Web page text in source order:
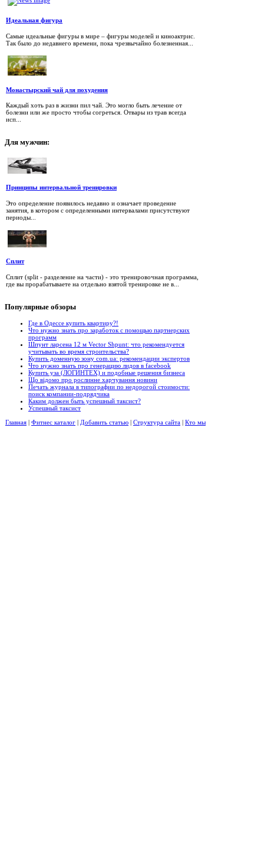
Идеальная фигура
Самые идеальные фигуры в мире – фигуры моделей и киноактрис.
Так было до недавнего времени, пока чрезвычайно болезненная...
Монастырский чай для похудения
Каждый хоть раз в жизни пил чай. Это могло быть лечение от
болезни или же просто чтобы согреться. Отвары из трав всегда
исп...
Для мужчин:
Принципы интервальной тренировки
Это определение появилось недавно и означает проведение
занятия, в котором с определенными интервалами присутствуют
периоды...
Сплит
Сплит (split - разделение на части) - это тренировочная программа,
где вы прорабатываете на отдельно взятой тренировке не в...
Популярные обзоры
Где в Одессе купить квартиру?!
Что нужно знать про заработок с помощью партнерских
программ
Шпунт ларсена 12 м Vector Shpunt: что рекомендуется
учитывать во время строительства?
Купить доменную зону com.ua: рекомендации экспертов
Что нужно знать про генерацию лидов в facebook
Купить уза (ЛОГИНТЕХ) и подобные решения бизнеса
Що відомо про рослинне харчування новини
Печать журнала в типографии по недорогой стоимости:
поиск компании-подрядчика
Каким должен быть успешный таксист?
Успешный таксист
Главная | Фитнес каталог | Добавить статью | Структура сайта | Кто мы